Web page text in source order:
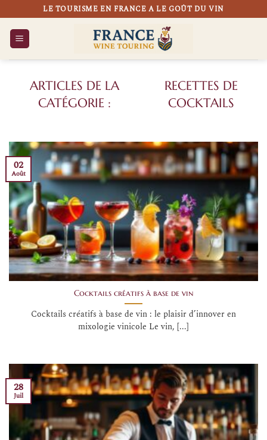
au
contenu
LE TOURISME EN FRANCE A LE GOÛT DU VIN
RECETTES DE
COCKTAILS
Cocktails créatifs à base de vin
Cocktails créatifs à base de vin : le plaisir d’innover en
mixologie vinicole Le vin, [...]
02
Août
28
Juil